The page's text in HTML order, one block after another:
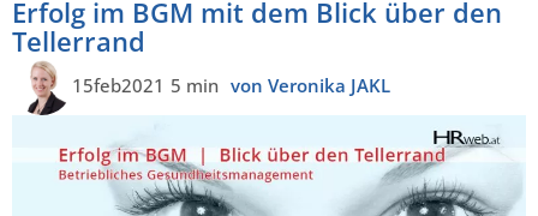
Erfolg im BGM mit dem Blick über den
Tellerrand
15feb2021 5 min von Veronika JAKL